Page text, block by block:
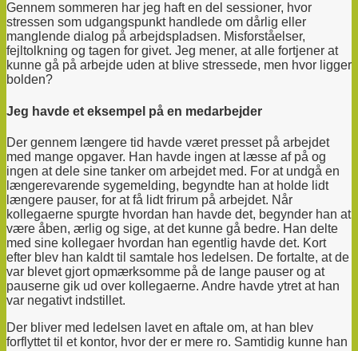
Gennem sommeren har jeg haft en del sessioner, hvor
stressen som udgangspunkt handlede om dårlig eller
manglende dialog på arbejdspladsen. Misforståelser,
fejltolkning og tagen for givet. Jeg mener, at alle fortjener at
kunne gå på arbejde uden at blive stressede, men hvor ligger
bolden?
Jeg havde et eksempel på en medarbejder
Der gennem længere tid havde været presset på arbejdet
med mange opgaver. Han havde ingen at læsse af på og
ingen at dele sine tanker om arbejdet med. For at undgå en
længerevarende sygemelding, begyndte han at holde lidt
længere pauser, for at få lidt frirum på arbejdet. Når
kollegaerne spurgte hvordan han havde det, begynder han at
være åben, ærlig og sige, at det kunne gå bedre. Han delte
med sine kollegaer hvordan han egentlig havde det. Kort
efter blev han kaldt til samtale hos ledelsen. De fortalte, at de
var blevet gjort opmærksomme på de lange pauser og at
pauserne gik ud over kollegaerne. Andre havde ytret at han
var negativt indstillet.
Der bliver med ledelsen lavet en aftale om, at han blev
forflyttet til et kontor, hvor der er mere ro. Samtidig kunne han